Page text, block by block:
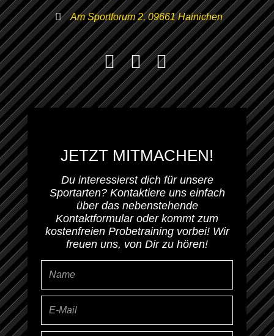
Am Sportforum 2, 09661 Hainichen
JETZT MITMACHEN!
Du interessierst dich für unsere
Sportarten? Kontaktiere uns einfach
über das nebenstehende
Kontaktformular oder kommt zum
kostenfreien Probetraining vorbei! Wir
freuen uns, von Dir zu hören!
Mail